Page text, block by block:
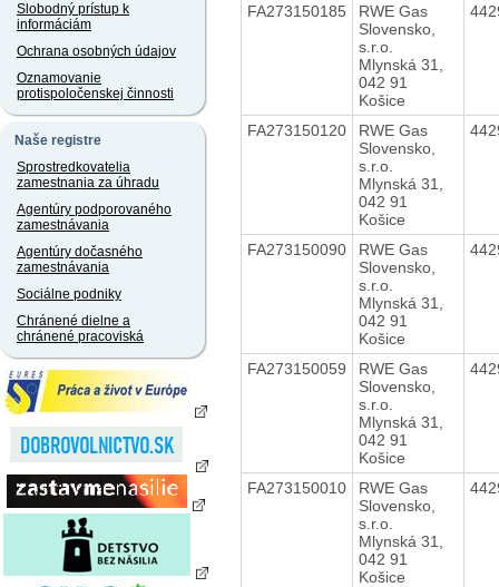
Slobodný prístup k
informáciám
Ochrana osobných údajov
Oznamovanie
protispoločenskej činnosti
Naše registre
Sprostredkovatelia
zamestnania za úhradu
Agentúry podporovaného
zamestnávania
Agentúry dočasného
zamestnávania
Sociálne podniky
Chránené dielne a
chránené pracoviská
FA273150185
RWE Gas
Slovensko,
s.r.o.
Mlynská 31,
042 91
Košice
FA273150120
RWE Gas
Slovensko,
s.r.o.
Mlynská 31,
042 91
Košice
FA273150090
RWE Gas
Slovensko,
s.r.o.
Mlynská 31,
042 91
Košice
FA273150059
RWE Gas
Slovensko,
s.r.o.
Mlynská 31,
042 91
Košice
FA273150010
RWE Gas
Slovensko,
s.r.o.
Mlynská 31,
042 91
Košice